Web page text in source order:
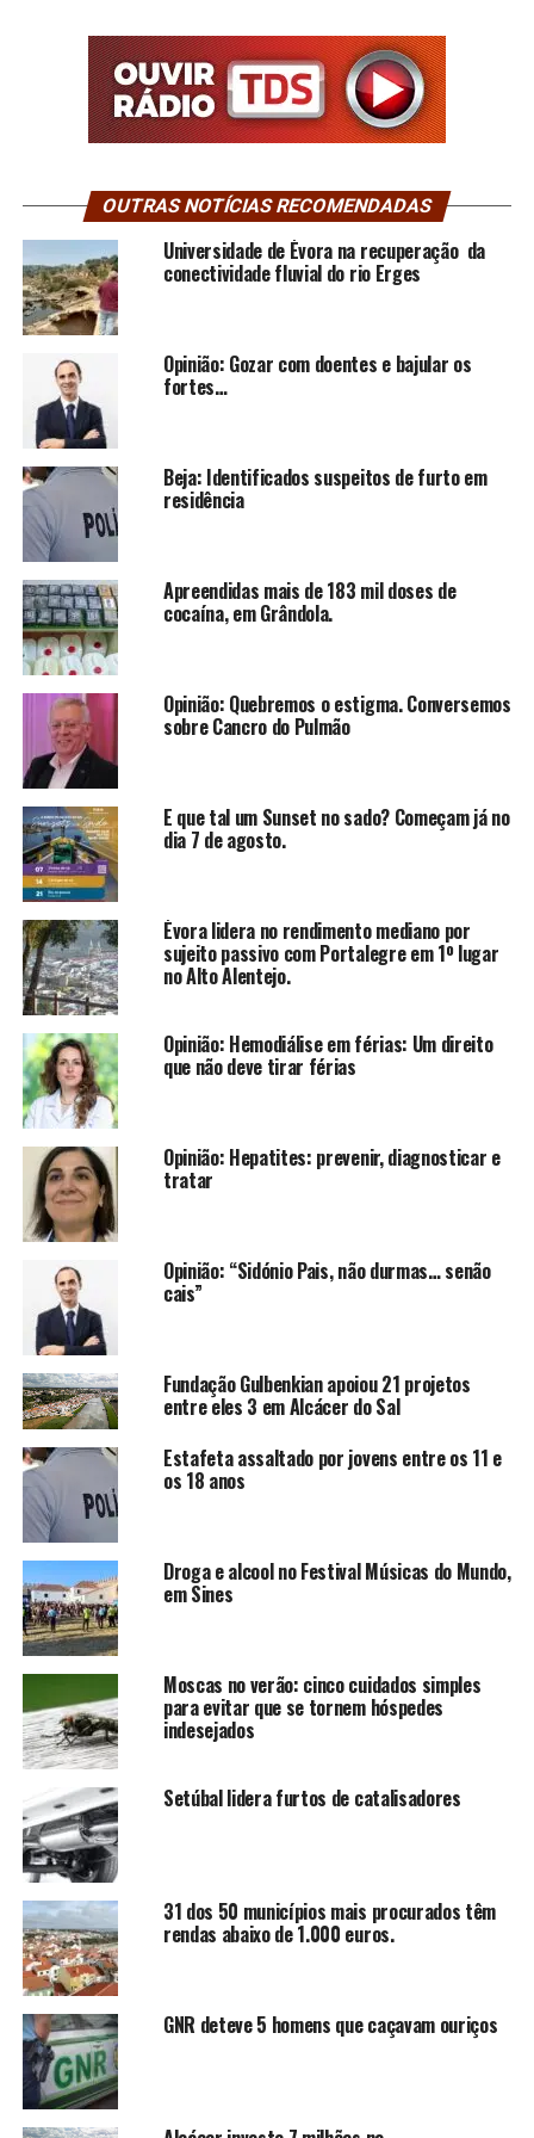
OUTRAS NOTÍCIAS RECOMENDADAS
Universidade de Évora na recuperação da
conectividade fluvial do rio Erges
Opinião: Gozar com doentes e bajular os
fortes…
Beja: Identificados suspeitos de furto em
residência
Apreendidas mais de 183 mil doses de
cocaína, em Grândola.
Opinião: Quebremos o estigma. Conversemos
sobre Cancro do Pulmão
E que tal um Sunset no sado? Começam já no
dia 7 de agosto.
Évora lidera no rendimento mediano por
sujeito passivo com Portalegre em 1º lugar
no Alto Alentejo.
Opinião: Hemodiálise em férias: Um direito
que não deve tirar férias
Opinião: Hepatites: prevenir, diagnosticar e
tratar
Opinião: “Sidónio Pais, não durmas… senão
cais”
Fundação Gulbenkian apoiou 21 projetos
entre eles 3 em Alcácer do Sal
Estafeta assaltado por jovens entre os 11 e
os 18 anos
Droga e alcool no Festival Músicas do Mundo,
em Sines
Moscas no verão: cinco cuidados simples
para evitar que se tornem hóspedes
indesejados
Setúbal lidera furtos de catalisadores
31 dos 50 municípios mais procurados têm
rendas abaixo de 1.000 euros.
GNR deteve 5 homens que caçavam ouriços